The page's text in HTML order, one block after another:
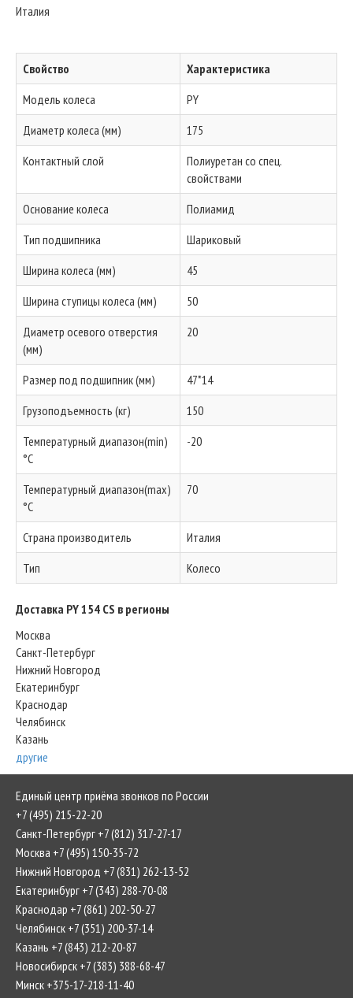
Италия
Свойство
Характеристика
Модель колеса
PY
Диаметр колеса (мм)
175
Контактный слой
Полиуретан со спец.
свойствами
Основание колеса
Полиамид
Тип подшипника
Шариковый
Ширина колеса (мм)
45
Ширина ступицы колеса (мм)
50
Диаметр осевого отверстия
(мм)
20
Размер под подшипник (мм)
47*14
Грузоподъемность (кг)
150
Температурный диапазон(min)
°C
-20
Температурный диапазон(max)
°C
70
Страна производитель
Италия
Тип
Колесо
Доставка PY 154 CS в регионы
Москва
Санкт-Петербург
Нижний Новгород
Екатеринбург
Краснодар
Челябинск
Казань
другие
Единый центр приёма звонков по России
+7 (495) 215-22-20
Санкт-Петербург +7 (812) 317-27-17
Москва +7 (495) 150-35-72
Нижний Новгород +7 (831) 262-13-52
Екатеринбург +7 (343) 288-70-08
Краснодар +7 (861) 202-50-27
Челябинск +7 (351) 200-37-14
Казань +7 (843) 212-20-87
Новосибирск +7 (383) 388-68-47
Минск +375-17-218-11-40